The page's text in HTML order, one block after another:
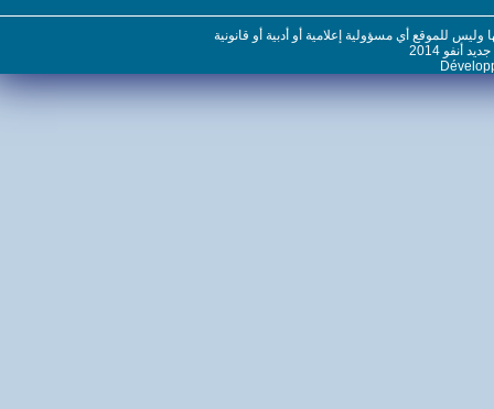
للموقع أي مسؤولية إعلامية أو أدبية أو قانونية
2014